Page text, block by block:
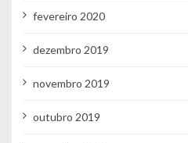
fevereiro 2020
dezembro 2019
novembro 2019
outubro 2019